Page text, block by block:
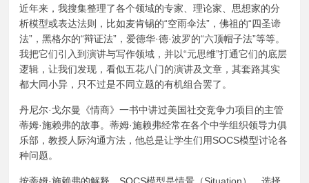
近年来，我搜集整理了各个领域的专家、理论家、思想家的分
析模型或表达法则，比如麦肯锡的“空雨伞法”，佛祖的“四圣谛
法”，黑格尔的“辩证法”，爱德华·德·波罗的“六顶帽子法”等等。
我把它们引入到演讲与写作领域，并以“元思维”打通它们的底层
逻辑，让我们发现，看似五花八门的演讲及文章，其套路其实
都大同小异，只不过是不同立题的有机组合罢了。
丹尼尔·戈尔曼《情商》一书中讲过美国社交竞争力项目的主管
蒂姆·施赖弗的故事。蒂姆·施赖弗经常在各个中学组织领导力俱
乐部，教授人际沟通方法，他总是让学生们用SOCS模型讨论各
种问题。